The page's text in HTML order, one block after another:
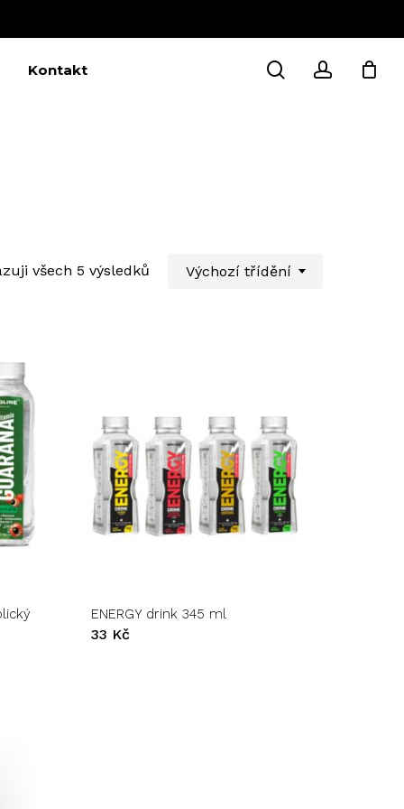
Kontakt searchaccount
Close
všech 5 výsledků Výchozí třídění
Tento
variant.
Možnosti
ENERGY drink 345 ml
33 Kč